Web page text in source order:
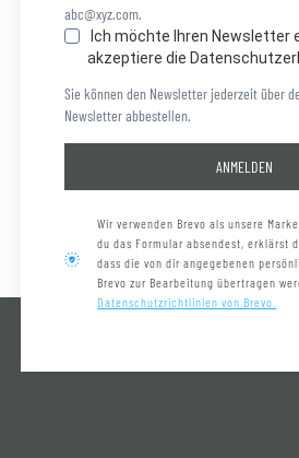
abc@xyz.com.
Ich möchte Ihren Newsletter
akzeptiere die
Sie können den Newsletter jederzeit über
Newsletter abbestellen.
ANMELDEN
Wir verwenden Brevo als unsere
du das Formular absendest, erklärst
dass die von dir angegebenen
Brevo zur Bearbeitung übertragen
Datenschutzrichtlinien von Brevo.